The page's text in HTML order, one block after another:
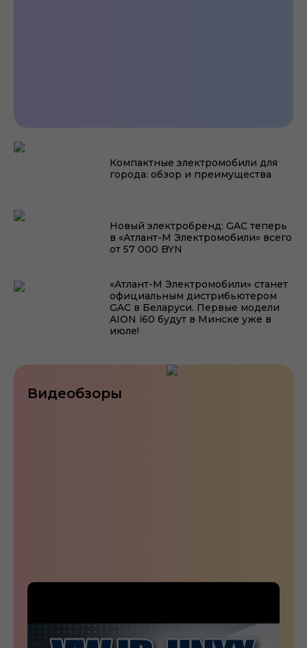
Станет ли китайский народный электромобиль
Компактные электромобили для
города: обзор и преимущества
Новый электробренд: GAC теперь
в «Атлант-М Электромобили» всего
от 57 000 BYN
«Атлант-М Электромобили» станет
официальным дистрибьютером
GAC в Беларуси. Первые модели
AION i60 будут в Минске уже в
июле!
Видеобзоры